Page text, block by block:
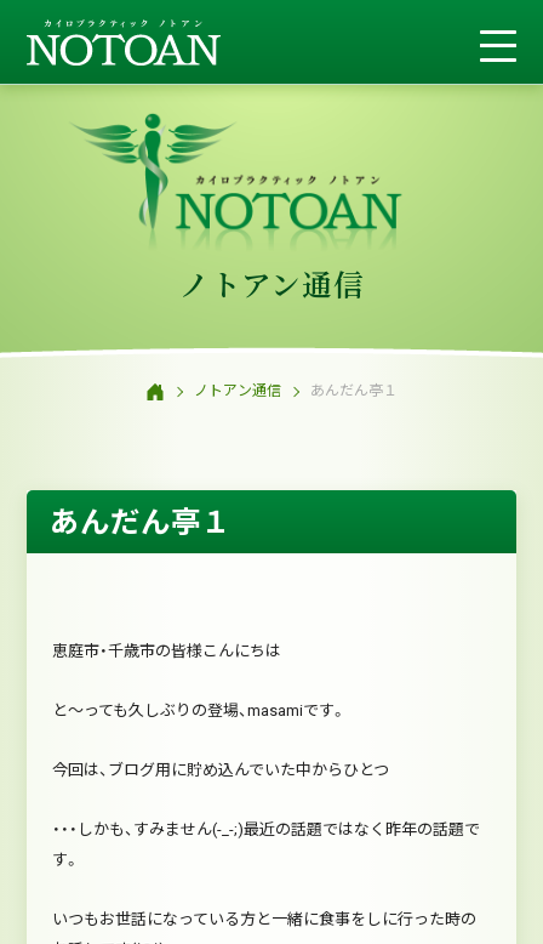
ノトアン通信
ノトアン通信 あんだん亭１
あんだん亭１
恵庭市・千歳市の皆様こんにちは
と～っても久しぶりの登場、masamiです。
今回は、ブログ用に貯め込んでいた中からひとつ
・・・しかも、すみません(-_-;)最近の話題ではなく昨年の話題で
す。
いつもお世話になっている方と一緒に食事をしに行った時の